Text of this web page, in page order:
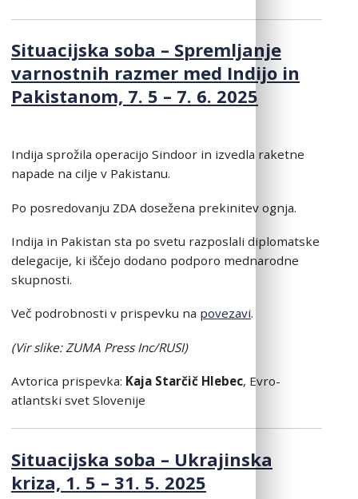
Situacijska soba – Spremljanje
varnostnih razmer med Indijo in
Pakistanom, 7. 5 – 7. 6. 2025
Indija sprožila operacijo Sindoor in izvedla raketne
napade na cilje v Pakistanu.
Po posredovanju ZDA dosežena prekinitev ognja.
Indija in Pakistan sta po svetu razposlali diplomatske
delegacije, ki iščejo dodano podporo mednarodne
skupnosti.
Več podrobnosti v prispevku na povezavi.
(Vir slike: ZUMA Press Inc/RUSI)
Avtorica prispevka: Kaja Starčič Hlebec, Evro-
atlantski svet Slovenije
Situacijska soba – Ukrajinska
kriza, 1. 5 – 31. 5. 2025